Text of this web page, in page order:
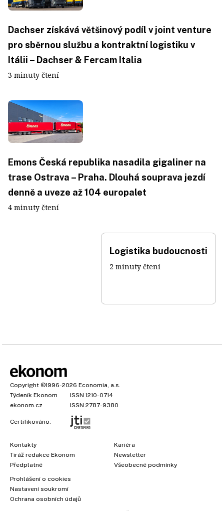
Dachser získává většinový podíl v joint venture
pro sběrnou službu a kontraktní logistiku v
Itálii – Dachser & Fercam Italia
3 minuty čtení
Emons Česká republika nasadila gigaliner na
trase Ostrava – Praha. Dlouhá souprava jezdí
denně a uveze až 104 europalet
4 minuty čtení
Logistika budoucnosti
2 minuty čtení
Copyright ©1996-2026 Economia, a.s.
Týdeník Ekonom
ISSN 1210-0714
ekonom.cz
ISSN 2787-9380
Certifikováno:
Kontakty
Tiráž redakce Ekonom
Předplatné
Kariéra
Newsletter
Všeobecné podmínky
Prohlášení o cookies
Nastavení soukromí
Ochrana osobních údajů